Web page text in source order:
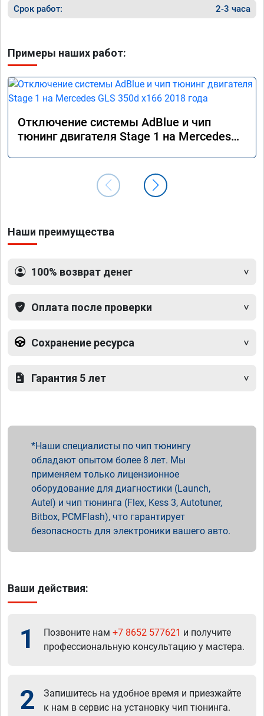
Срок работ: 2-3 часа
Примеры наших работ:
Отключение системы AdBlue и чип
тюнинг двигателя Stage 1 на Mercedes
Наши преимущества
100% возврат денег
Оплата после проверки
Сохранение ресурса
Гарантия 5 лет
Наши специалисты по чип тюнингу
обладают опытом более 8 лет. Мы
применяем только лицензионное
оборудование для диагностики (Launch,
Autel) и чип тюнинга (Flex, Kess 3, Autotuner,
Bitbox, PCMFlash), что гарантирует
безопасность для электроники вашего авто.
Ваши действия:
1 Позвоните нам +7 8652 577621 и получите
профессиональную консультацию у мастера.
2
Запишитесь на удобное время и приезжайте
к нам в сервис на установку чип тюнинга.